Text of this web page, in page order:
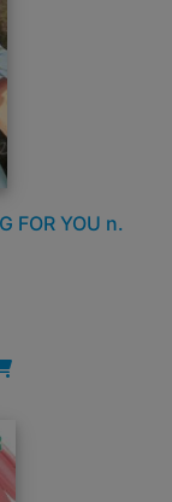
FOR YOU n.